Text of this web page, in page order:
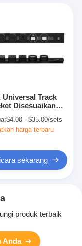
Universal Track
Disesuaikan
0.8m/1.0m/1.2m/1.5m
Power Socket
$4.00 - $35.00/sets
harga terbaru
sekarang
produk terbaik
Anda